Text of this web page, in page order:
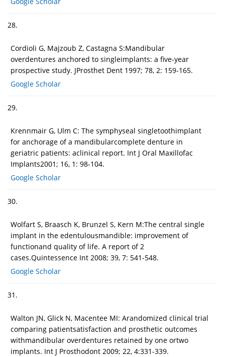
28.
Cordioli G, Majzoub Z, Castagna S:Mandibular
overdentures anchored to singleimplants: a five-year
prospective study. JProsthet Dent 1997; 78, 2: 159-165.
Google Scholar
29.
Krennmair G, Ulm C: The symphyseal singletoothimplant
for anchorage of a mandibularcomplete denture in
geriatric patients: aclinical report. Int J Oral Maxillofac
Implants2001; 16, 1: 98-104.
Google Scholar
30.
Wolfart S, Braasch K, Brunzel S, Kern M:The central single
implant in the edentulousmandible: improvement of
functionand quality of life. A report of 2
cases.Quintessence Int 2008; 39, 7: 541-548.
Google Scholar
31.
Walton JN, Glick N, Macentee MI: Arandomized clinical trial
comparing patientsatisfaction and prosthetic outcomes
withmandibular overdentures retained by one ortwo
implants. Int J Prosthodont 2009; 22, 4:331-339.